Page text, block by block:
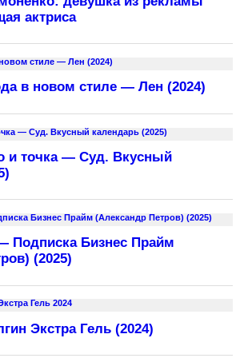
актриса
в новом стиле — Лен (2024)
и точка — Суд. Вкусный
Подписка Бизнес Прайм
(2025)
Экстра Гель (2024)